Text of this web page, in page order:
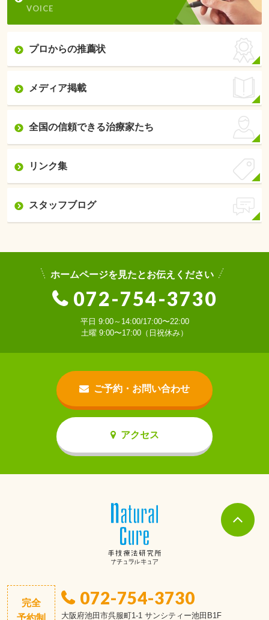
VOICE
プロからの推薦状
メディア掲載
全国の信頼できる治療家たち
リンク集
スタッフブログ
ホームページを見たとお伝えください
072-754-3730
平日 9:00～14:00/17:00〜22:00
土曜 9:00〜17:00（日祝休み）
ご予約・お問い合わせ
アクセス
完全
072-754-3730
大阪府池田市呉服町1-1 サンシティー池田B1F